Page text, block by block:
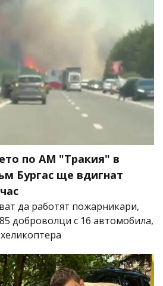
по АМ "Тракия" в
Бургас ще вдигнат
да работят пожарникари,
доброволци с 16 автомобила,